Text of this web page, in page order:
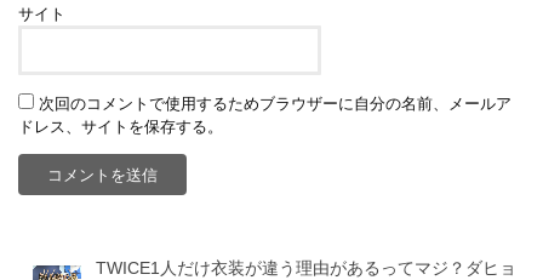
サイト
次回のコメントで使用するためブラウザーに自分の名前、メールア
ドレス、サイトを保存する。
TWICE1人だけ衣装が違う理由があるってマジ？ダヒョ